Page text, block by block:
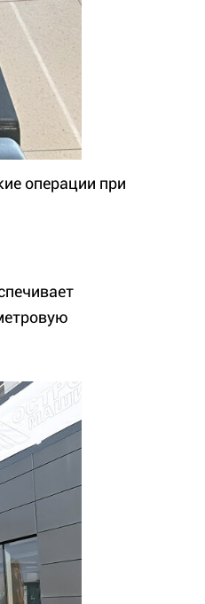
операции при